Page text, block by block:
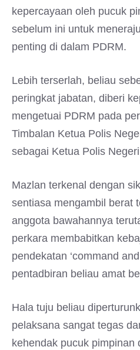
kepercayaan oleh pucuk
sebelum ini untuk
penting di dalam PDRM.
Lebih terserlah, beliau
peringkat jabatan, diberi
mengetuai PDRM pada
Timbalan Ketua Polis
sebagai Ketua Polis
Mazlan terkenal dengan
sentiasa mengambil berat
anggota bawahannya
perkara membabitkan
pendekatan ‘command
pentadbiran beliau amat
Hala tuju beliau
pelaksana sangat tegas
kehendak pucuk pimpinan